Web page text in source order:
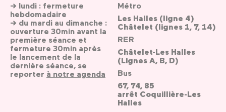
→ lundi : fermeture
hebdomadaire
→ du mardi au dimanche :
ouverture 30min avant la
première séance et
fermeture 30min après
le lancement de la
dernière séance, se
reporter à notre agenda
Métro
Les Halles (ligne 4)
Châtelet (lignes 1, 7, 14)
RER
Châtelet-Les Halles
(Lignes A, B, D)
Bus
67, 74, 85
arrêt Coquillière-Les
Halles